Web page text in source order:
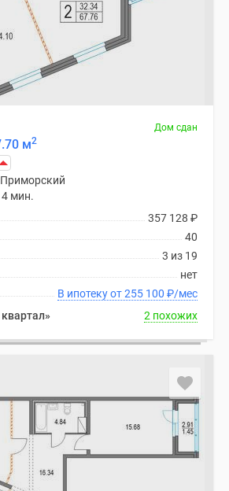
Дом сдан
м2
Приморский
4 мин.
357 128 ₽
40
3 из 19
нет
В ипотеку от 255 100 ₽/мес
2 похожих